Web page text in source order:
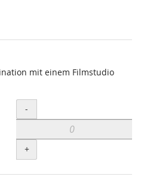
mit einem Filmstudio
Menge
-
+